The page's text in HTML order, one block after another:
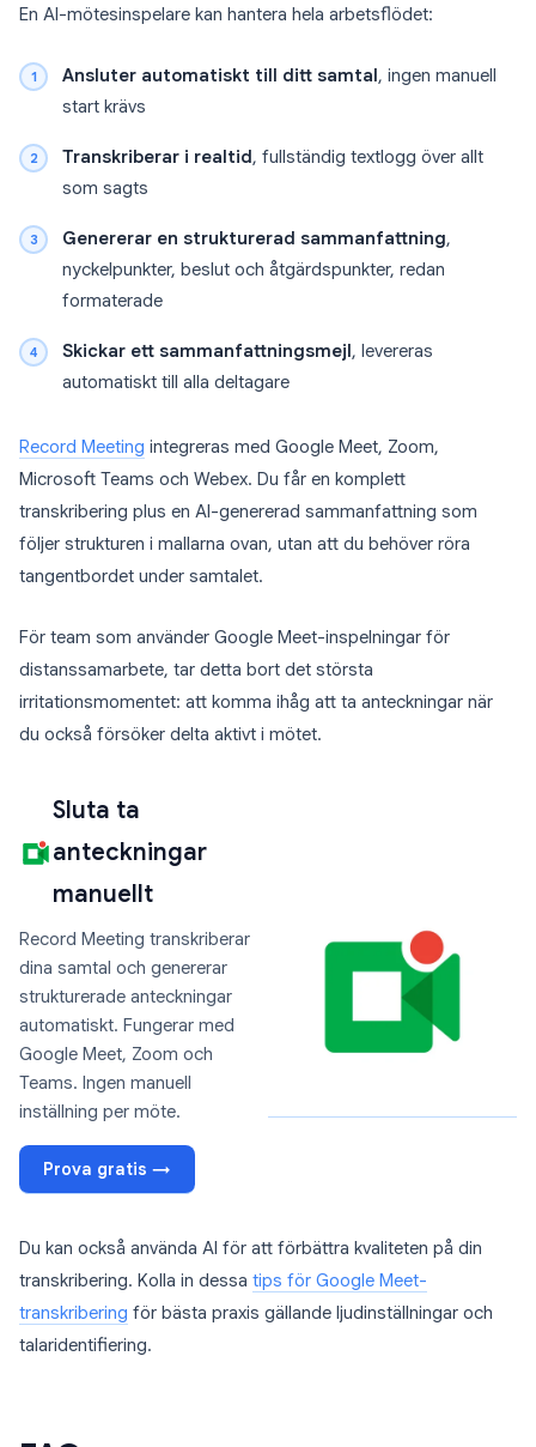
En AI-mötesinspelare kan hantera hela arbetsflödet:
Ansluter automatiskt till ditt samtal , ingen manuell
start krävs
Transkriberar i realtid , fullständig textlogg över allt
som sagts
Genererar en strukturerad sammanfattning,
nyckelpunkter, beslut och åtgärdspunkter, redan
formaterade
Skickar ett sammanfattningsmejl , levereras
automatiskt till alla deltagare
Record Meeting integreras med Google Meet, Zoom,
Microsoft Teams och Webex. Du får en komplett
transkribering plus en AI-genererad sammanfattning som
följer strukturen i mallarna ovan, utan att du behöver röra
tangentbordet under samtalet.
För team som använder Google Meet-inspelningar för
distanssamarbete, tar detta bort det största
irritationsmomentet: att komma ihåg att ta anteckningar när
du också försöker delta aktivt i mötet.
Sluta ta
anteckningar
manuellt
Record Meeting transkriberar
dina samtal och genererar
strukturerade anteckningar
automatiskt. Fungerar med
Google Meet, Zoom och
Teams. Ingen manuell
inställning per möte.
Prova gratis →
Du kan också använda AI för att förbättra kvaliteten på din
transkribering. Kolla in dessa tips för Google Meet-
transkribering för bästa praxis gällande ljudinställningar och
talaridentifiering.